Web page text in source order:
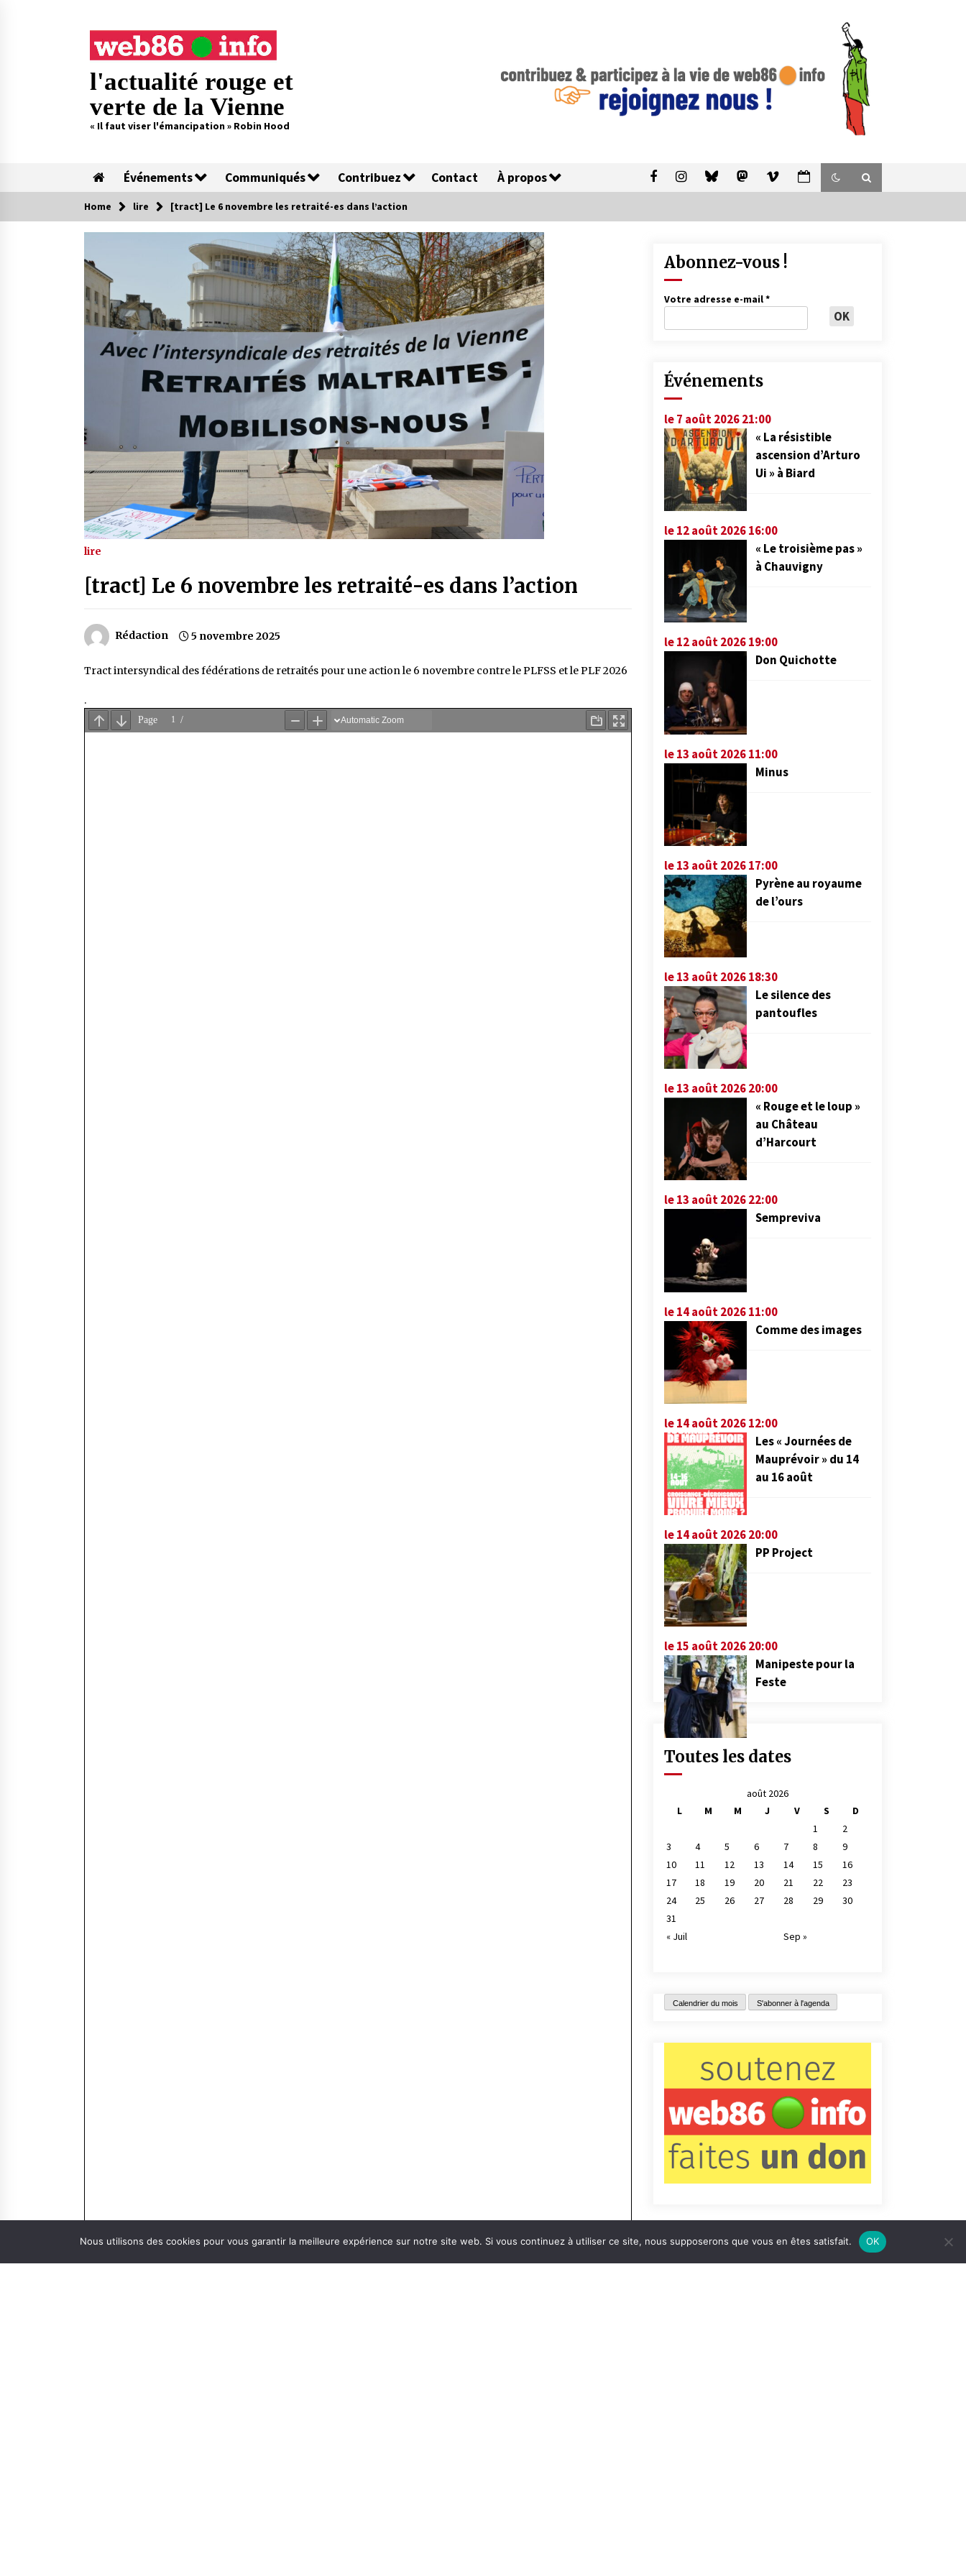
l'actualité rouge et
verte de la Vienne
« Il faut viser l'émancipation » Robin Hood
Événements Communiqués Contribuez Contact À propos
Home lire [tract] Le 6 novembre les retraité-es dans l’action
lire
[tract] Le 6 novembre les retraité-es dans l’action
Rédaction 5 novembre 2025
Tract intersyndical des fédérations de retraités pour une action le 6 novembre contre le PLFSS et le PLF 2026
.
Abonnez-vous !
Votre adresse e-mail*
Événements
le 7 août 2026 21:00
« La résistible
ascension d’Arturo
Ui » à Biard
le 12 août 2026 16:00
« Le troisième pas »
à Chauvigny
le 12 août 2026 19:00
Don Quichotte
le 13 août 2026 11:00
Minus
le 13 août 2026 17:00
Pyrène au royaume
de l’ours
le 13 août 2026 18:30
Le silence des
pantoufles
le 13 août 2026 20:00
« Rouge et le loup »
au Château
d’Harcourt
le 13 août 2026 22:00
Sempreviva
le 14 août 2026 11:00
Comme des images
le 14 août 2026 12:00
Les « Journées de
Mauprévoir » du 14
au 16 août
le 14 août 2026 20:00
PP Project
le 15 août 2026 20:00
Manipeste pour la
Feste
Toutes les dates
août 2026
L
M M J V S
D
1
2
3
4 5 6 7 8
9
10
11 12 13 14 15
16
17
18 19 20 21 22
23
24
25 26 27 28 29
30
31
« Juil
Sep »
Calendrier du mois S'abonner à l'agenda
Nous utilisons des cookies pour vous garantir la meilleure expérience sur notre site web. Si vous continuez à utiliser ce site, nous supposerons que vous en êtes satisfait. OK